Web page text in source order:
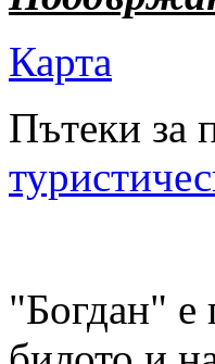
Карта
Пътеки за
"Богдан" е